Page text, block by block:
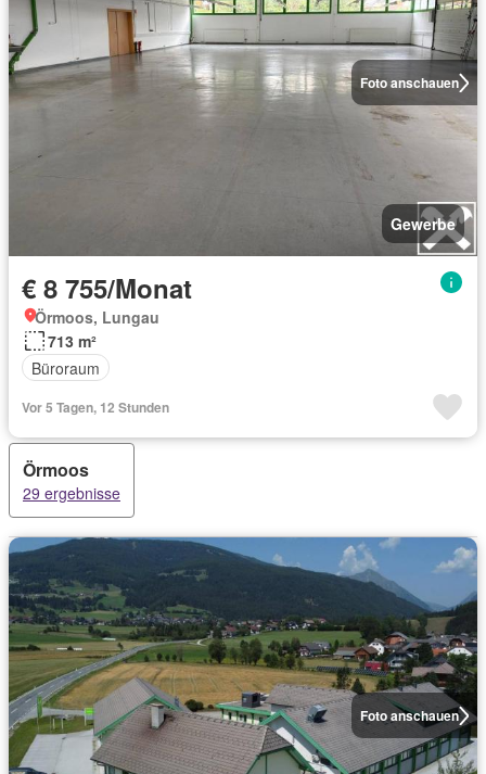
Foto anschauen
Gewerbe
€ 8 755/Monat
Örmoos, Lungau
713 m²
Büroraum
Vor 5 Tagen, 12 Stunden
Örmoos
29 ergebnisse
Foto anschauen